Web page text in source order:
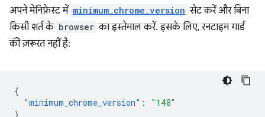
अपने मेनिफ़ेस्ट में minimum_chrome_version सेट करें और बिना
किसी शर्त के browser का इस्तेमाल करें. इसके लिए, रनटाइम गार्ड
की ज़रूरत नहीं है:
{
"minimum_chrome_version" :
"148"
}